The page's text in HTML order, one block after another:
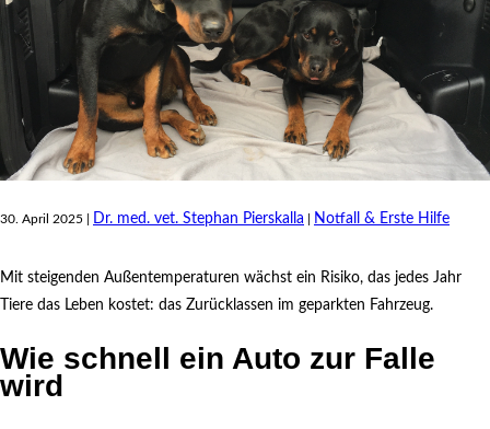
30. April 2025 | Dr. med. vet. Stephan Pierskalla Notfall & Erste Hilfe
Mit steigenden Außentemperaturen wächst ein Risiko, das jedes Jahr
Tiere das Leben kostet: das Zurücklassen im geparkten Fahrzeug.
Wie schnell ein Auto zur Falle
wird